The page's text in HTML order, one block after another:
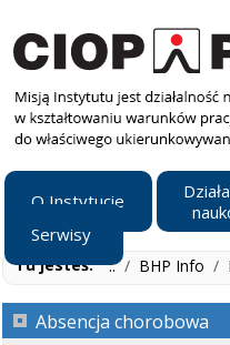
O Instytucie
Serwisy
Tu jesteś: ../ BHP Info /
Absencja chorobowa